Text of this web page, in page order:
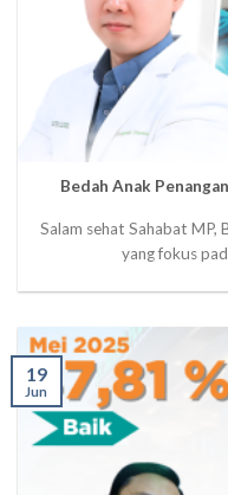
Bedah Anak
Salam sehat Sahabat MP,
yang fokus
19
Jun